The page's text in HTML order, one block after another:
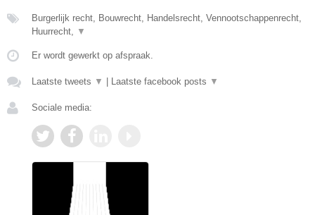
Burgerlijk recht, Bouwrecht, Handelsrecht, Vennootschappenrecht,
Huurrecht, ▼
Er wordt gewerkt op afspraak.
Laatste tweets ▼ Laatste facebook posts ▼
Sociale media: